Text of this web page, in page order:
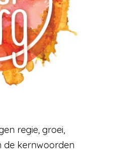
regie, groei,
de kernwoorden